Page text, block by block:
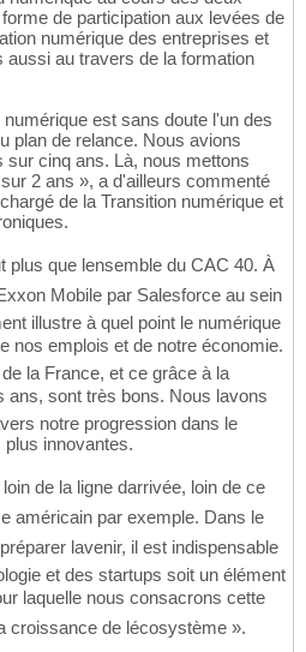
de participation aux levées de
numérique des entreprises et
au travers de la formation
est sans doute l'un des
plan de relance. Nous avions
sur cinq ans. Là, nous mettons
2 ans », a d'ailleurs commenté
de la Transition numérique et
que lensemble du CAC 40. À
Mobile par Salesforce au sein
illustre à quel point le numérique
nos emplois et de notre économie.
la France, et ce grâce à la
sont très bons. Nous lavons
notre progression dans le
innovantes.
de la ligne darrivée, loin de ce
américain par exemple. Dans le
lavenir, il est indispensable
et des startups soit un élément
laquelle nous consacrons cette
croissance de lécosystème ».